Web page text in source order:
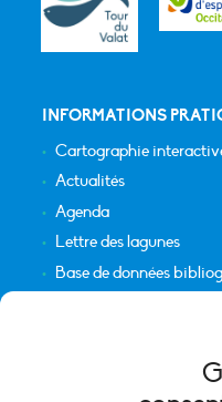
INFORMATIONS
Cartographie
Actualités
Agenda
Lettre des lagunes
Base de données